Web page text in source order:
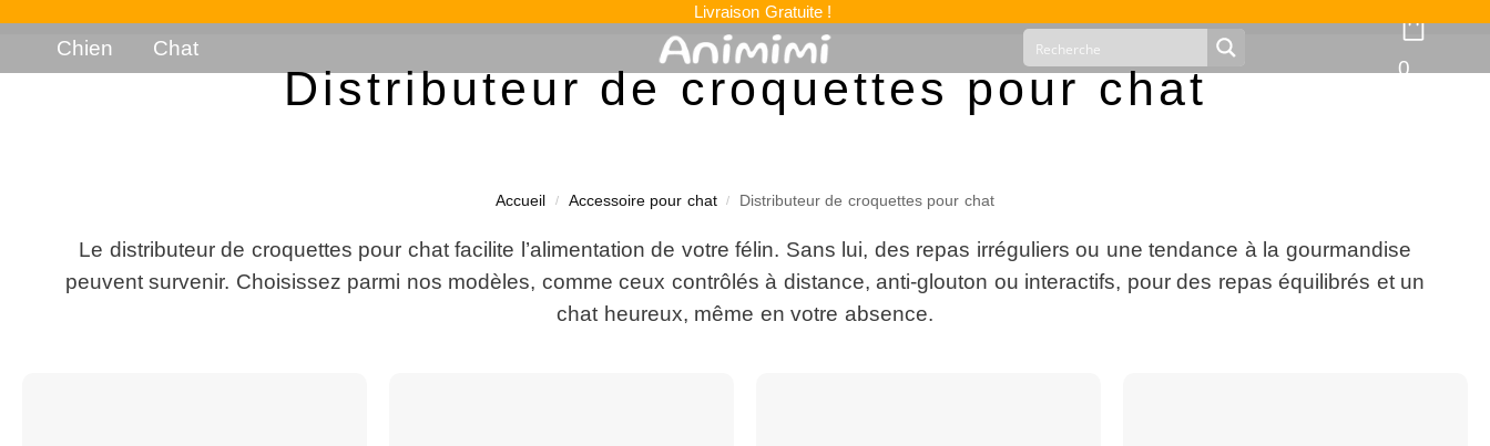
Livraison Gratuite !
Chien
Chat
0
Distributeur de croquettes pour chat
Accueil / Accessoire pour chat / Distributeur de croquettes pour chat
Le distributeur de croquettes pour chat facilite l’alimentation de votre félin. Sans lui, des repas irréguliers ou une tendance à la gourmandise
peuvent survenir. Choisissez parmi nos modèles, comme ceux contrôlés à distance, anti-glouton ou interactifs, pour des repas équilibrés et un
chat heureux, même en votre absence.